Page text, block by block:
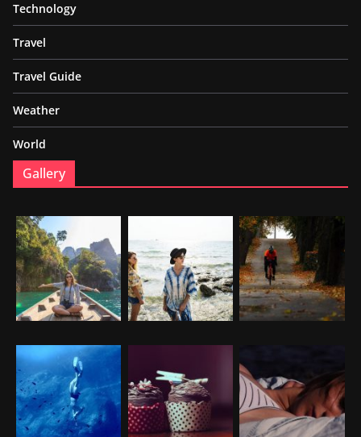
Technology
Travel
Travel Guide
Weather
World
Gallery